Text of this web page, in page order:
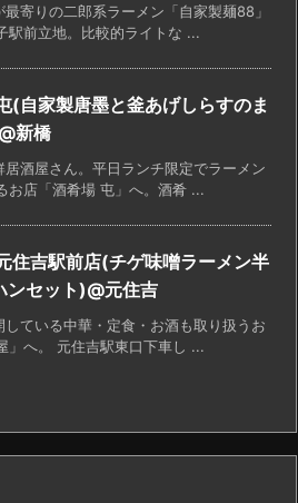
最寄りの二郎系ラーメン「自家製麺88」
駅前立地。比較的ライトな ...
(自家製唐墨と釜あげしらすのま
新橋
居酒屋さん。平日ランチ限定でラーメン
お店「酒肴場 屯」へ。酒肴 ...
住吉駅前店(チゲ味噌ラーメン半
ンセット)@元住吉
している中華・定食・お酒も取り扱うお
」へ。 元住吉駅東口下車し ...